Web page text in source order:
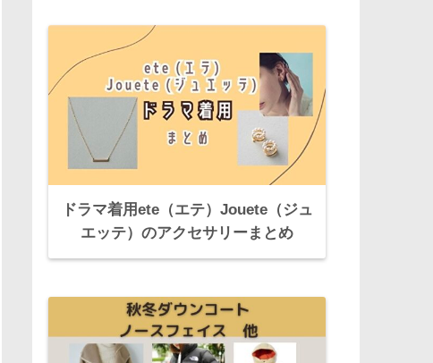
ドラマ着用ete（エテ）Jouete（ジュ
エッテ）のアクセサリーまとめ